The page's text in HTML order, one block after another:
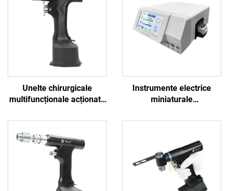
Unelte chirurgicale
multifuncționale acționate
5600 pentru chirurgia
osoasă
Instrumente electrice
miniaturale
pentru chirurgie neuro-